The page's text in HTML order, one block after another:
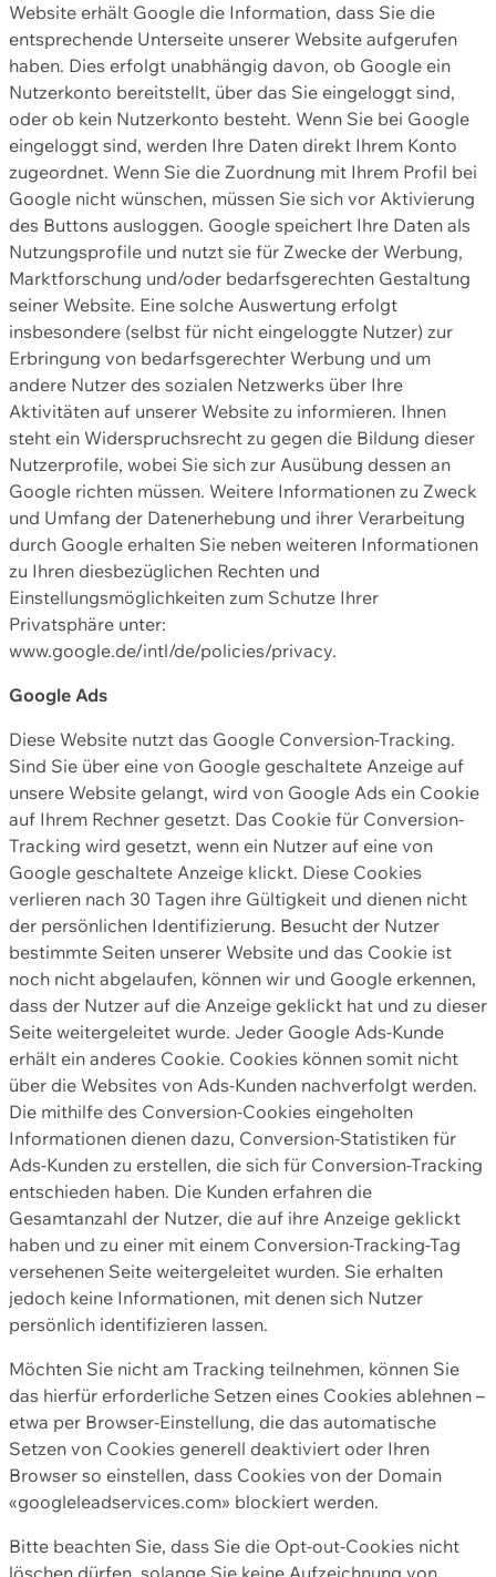
Website erhält Google die Information, dass Sie die
entsprechende Unterseite unserer Website aufgerufen
haben. Dies erfolgt unabhängig davon, ob Google ein
Nutzerkonto bereitstellt, über das Sie eingeloggt sind,
oder ob kein Nutzerkonto besteht. Wenn Sie bei Google
eingeloggt sind, werden Ihre Daten direkt Ihrem Konto
zugeordnet. Wenn Sie die Zuordnung mit Ihrem Profil bei
Google nicht wünschen, müssen Sie sich vor Aktivierung
des Buttons ausloggen. Google speichert Ihre Daten als
Nutzungsprofile und nutzt sie für Zwecke der Werbung,
Marktforschung und/oder bedarfsgerechten Gestaltung
seiner Website. Eine solche Auswertung erfolgt
insbesondere (selbst für nicht eingeloggte Nutzer) zur
Erbringung von bedarfsgerechter Werbung und um
andere Nutzer des sozialen Netzwerks über Ihre
Aktivitäten auf unserer Website zu informieren. Ihnen
steht ein Widerspruchsrecht zu gegen die Bildung dieser
Nutzerprofile, wobei Sie sich zur Ausübung dessen an
Google richten müssen. Weitere Informationen zu Zweck
und Umfang der Datenerhebung und ihrer Verarbeitung
durch Google erhalten Sie neben weiteren Informationen
zu Ihren diesbezüglichen Rechten und
Einstellungsmöglichkeiten zum Schutze Ihrer
Privatsphäre unter:
www.google.de/intl/de/policies/privacy.
Google Ads
Diese Website nutzt das Google Conversion-Tracking.
Sind Sie über eine von Google geschaltete Anzeige auf
unsere Website gelangt, wird von Google Ads ein Cookie
auf Ihrem Rechner gesetzt. Das Cookie für Conversion-
Tracking wird gesetzt, wenn ein Nutzer auf eine von
Google geschaltete Anzeige klickt. Diese Cookies
verlieren nach 30 Tagen ihre Gültigkeit und dienen nicht
der persönlichen Identifizierung. Besucht der Nutzer
bestimmte Seiten unserer Website und das Cookie ist
noch nicht abgelaufen, können wir und Google erkennen,
dass der Nutzer auf die Anzeige geklickt hat und zu dieser
Seite weitergeleitet wurde. Jeder Google Ads-Kunde
erhält ein anderes Cookie. Cookies können somit nicht
über die Websites von Ads-Kunden nachverfolgt werden.
Die mithilfe des Conversion-Cookies eingeholten
Informationen dienen dazu, Conversion-Statistiken für
Ads-Kunden zu erstellen, die sich für Conversion-Tracking
entschieden haben. Die Kunden erfahren die
Gesamtanzahl der Nutzer, die auf ihre Anzeige geklickt
haben und zu einer mit einem Conversion-Tracking-Tag
versehenen Seite weitergeleitet wurden. Sie erhalten
jedoch keine Informationen, mit denen sich Nutzer
persönlich identifizieren lassen.
Möchten Sie nicht am Tracking teilnehmen, können Sie
das hierfür erforderliche Setzen eines Cookies ablehnen –
etwa per Browser-Einstellung, die das automatische
Setzen von Cookies generell deaktiviert oder Ihren
Browser so einstellen, dass Cookies von der Domain
«googleleadservices.com» blockiert werden.
Bitte beachten Sie, dass Sie die Opt-out-Cookies nicht